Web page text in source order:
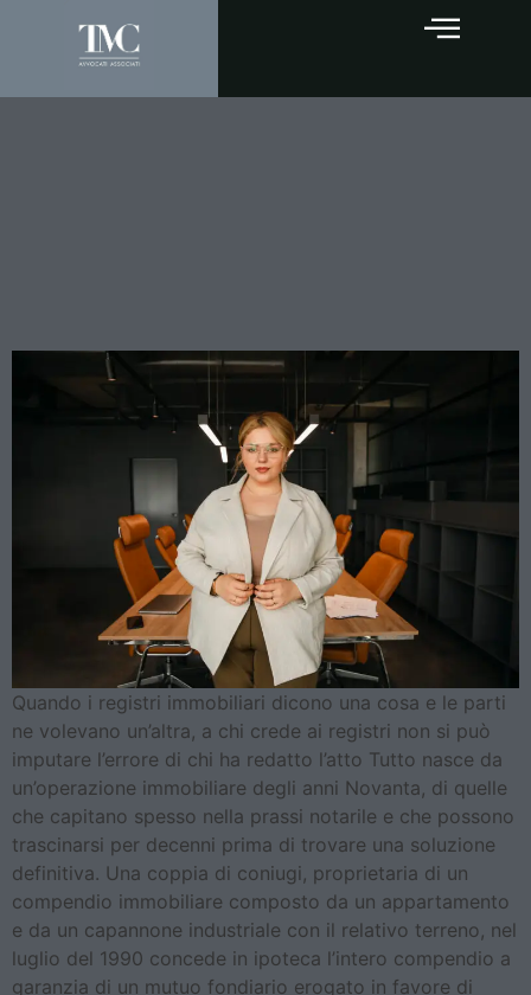
Quando i registri immobiliari dicono una cosa e le parti
ne volevano un’altra, a chi crede ai registri non si può
imputare l’errore di chi ha redatto l’atto Tutto nasce da
un’operazione immobiliare degli anni Novanta, di quelle
che capitano spesso nella prassi notarile e che possono
trascinarsi per decenni prima di trovare una soluzione
definitiva. Una coppia di coniugi, proprietaria di un
compendio immobiliare composto da un appartamento
e da un capannone industriale con il relativo terreno, nel
luglio del 1990 concede in ipoteca l’intero compendio a
garanzia di un mutuo fondiario erogato in favore di